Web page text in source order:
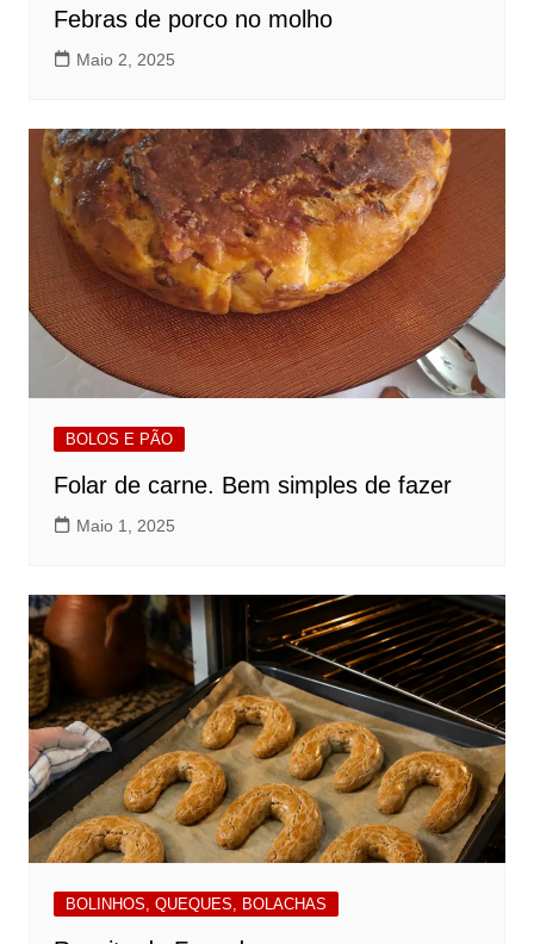
Febras de porco no molho
Maio 2, 2025
BOLOS E PÃO
Folar de carne. Bem simples de fazer
Maio 1, 2025
BOLINHOS, QUEQUES, BOLACHAS